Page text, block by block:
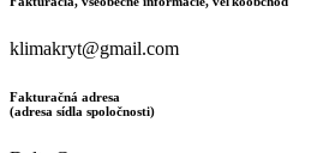
klimakryt@gmail.com
Fakturačná adresa
(adresa sídla spoločnosti)